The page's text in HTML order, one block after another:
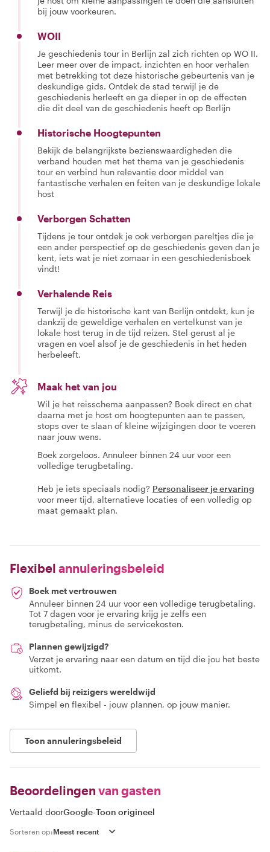
bij jouw voorkeuren.
WOII
Je geschiedenis tour in Berlijn zal zich richten op WO II.
Leer meer over de impact, inzichten en hoor verhalen
met betrekking tot deze historische gebeurtenis van je
deskundige gids. Ontdek de stad terwijl je de
geschiedenis herleeft en ga dieper in op de effecten
die dit deel van de geschiedenis heeft op Berlijn
Historische Hoogtepunten
Bekijk de belangrijkste bezienswaardigheden die
verband houden met het thema van je geschiedenis
tour en verbind hun relevantie door middel van
fantastische verhalen en feiten van je deskundige lokale
host
Verborgen Schatten
Tijdens je tour ontdek je ook verborgen pareltjes die je
een ander perspectief op de geschiedenis geven dan je
kent, iets wat je niet zomaar in een geschiedenisboek
vindt!
Verhalende Reis
Terwijl je de historische kant van Berlijn ontdekt, kun je
dankzij de geweldige verhalen en vertelkunst van je
lokale host terug in de tijd reizen. Stel gerust al je
vragen en voel alsof je de geschiedenis in het heden
herbeleeft.
Maak het van jou
Wil je het reisschema aanpassen? Boek direct en chat
daarna met je host om hoogtepunten aan te passen,
stops over te slaan of kleine wijzigingen door te voeren
naar jouw wens.
Boek zorgeloos. Annuleer binnen 24 uur voor een
volledige terugbetaling.
Heb je iets speciaals nodig? Personaliseer je ervaring
voor meer tijd, alternatieve locaties of een volledig op
maat gemaakt plan.
Flexibel annuleringsbeleid
Boek met vertrouwen
Annuleer binnen 24 uur voor een volledige terugbetaling.
Tot 7 dagen voor je ervaring krijg je zelfs een
terugbetaling, minus de servicekosten.
Plannen gewijzigd?
Verzet je ervaring naar een datum en tijd die jou het beste
uitkomt.
Geliefd bij reizigers wereldwijd
Simpel en flexibel - jouw plannen, op jouw manier.
Toon annuleringsbeleid
Beoordelingen van gasten
Vertaald doorGoogle-Toon origineel
Sorteren op: